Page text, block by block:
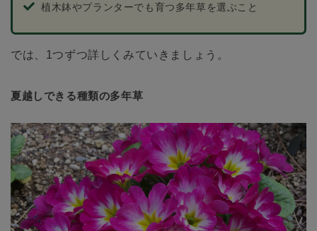
植木鉢やプランターでも育つ多年草を選ぶこと
では、1つずつ詳しくみていきましょう。
夏越しできる種類の多年草